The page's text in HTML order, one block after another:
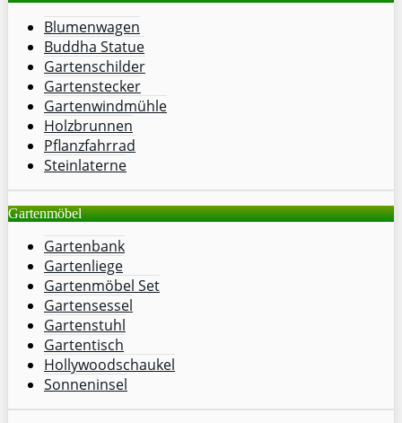
Blumenwagen
Buddha Statue
Gartenschilder
Gartenstecker
Gartenwindmühle
Holzbrunnen
Pflanzfahrrad
Steinlaterne
Gartenmöbel
Gartenbank
Gartenliege
Gartenmöbel Set
Gartensessel
Gartenstuhl
Gartentisch
Hollywoodschaukel
Sonneninsel